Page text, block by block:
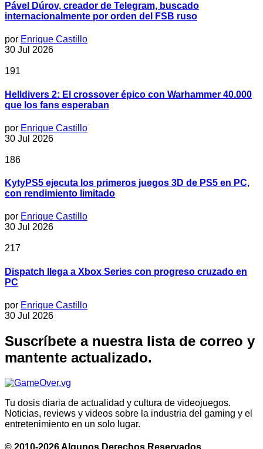
Pável Dúrov, creador de Telegram, buscado
internacionalmente por orden del FSB ruso
por Enrique Castillo
30 Jul 2026
191
Helldivers 2: El crossover épico con Warhammer 40.000
que los fans esperaban
por Enrique Castillo
30 Jul 2026
186
KytyPS5 ejecuta los primeros juegos 3D de PS5 en PC,
con rendimiento limitado
por Enrique Castillo
30 Jul 2026
217
Dispatch llega a Xbox Series con progreso cruzado en
PC
por Enrique Castillo
30 Jul 2026
Suscríbete a nuestra lista de correo y
mantente actualizado.
Tu dosis diaria de actualidad y cultura de videojuegos.
Noticias, reviews y videos sobre la industria del gaming y el
entretenimiento en un solo lugar.
© 2010-2026 Algunos Derechos Reservados.